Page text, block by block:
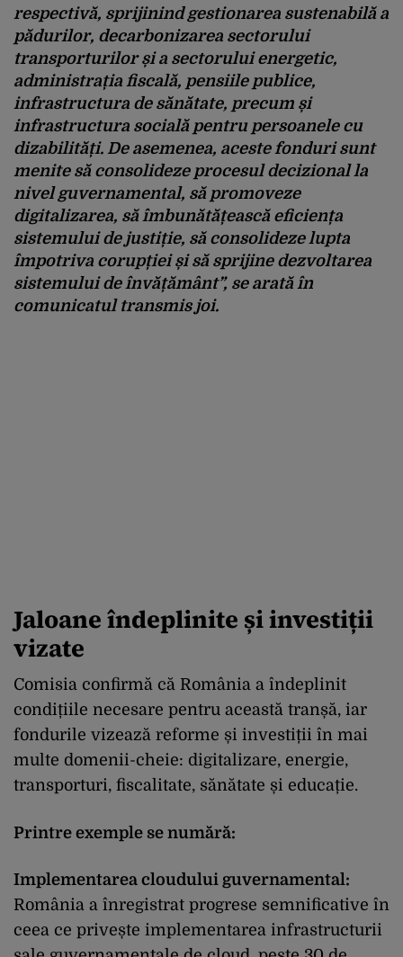
respectivă, sprijinind gestionarea sustenabilă a
pădurilor, decarbonizarea sectorului
transporturilor și a sectorului energetic,
administrația fiscală, pensiile publice,
infrastructura de sănătate, precum și
infrastructura socială pentru persoanele cu
dizabilități. De asemenea, aceste fonduri sunt
menite să consolideze procesul decizional la
nivel guvernamental, să promoveze
digitalizarea, să îmbunătățească eficiența
sistemului de justiție, să consolideze lupta
împotriva corupției și să sprijine dezvoltarea
sistemului de învățământ”, se arată în
comunicatul transmis joi.
Jaloane îndeplinite și investiții
vizate
Comisia confirmă că România a îndeplinit
condițiile necesare pentru această tranșă, iar
fondurile vizează reforme și investiții în mai
multe domenii-cheie: digitalizare, energie,
transporturi, fiscalitate, sănătate și educație.
Printre exemple se numără:
Implementarea cloudului guvernamental:
România a înregistrat progrese semnificative în
ceea ce privește implementarea infrastructurii